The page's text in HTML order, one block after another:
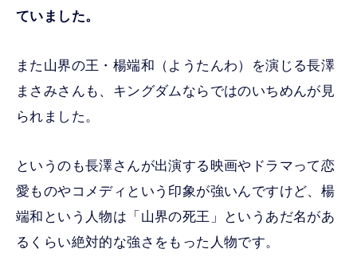
ていました。
また山界の王・楊端和（ようたんわ）を演じる長澤
まさみさんも、キングダムならではのいちめんが見
られました。
というのも長澤さんが出演する映画やドラマって恋
愛ものやコメディという印象が強いんですけど、楊
端和という人物は「山界の死王」というあだ名があ
るくらい絶対的な強さをもった人物です。